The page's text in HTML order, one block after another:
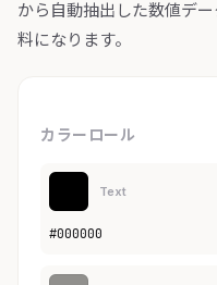
から自動抽出した数値デ
料になります。
カラーロール
Text
#000000